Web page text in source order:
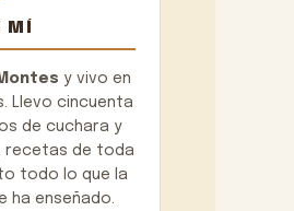
MÍ
y vivo en
Llevo cincuenta
de cuchara y
recetas de toda
todo lo que la
ha enseñado.